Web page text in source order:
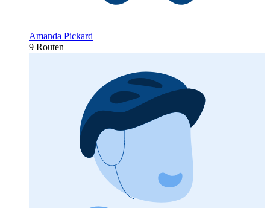
Amanda Pickard
9 Routen